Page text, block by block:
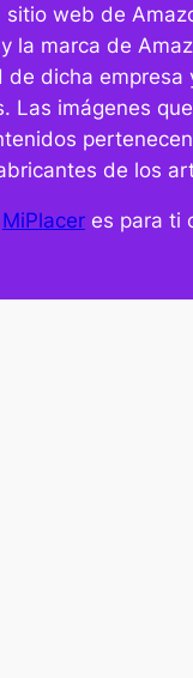
sitio web de
la marca de
de dicha empresa
Las imágenes
de los
MiPlaceres para ti